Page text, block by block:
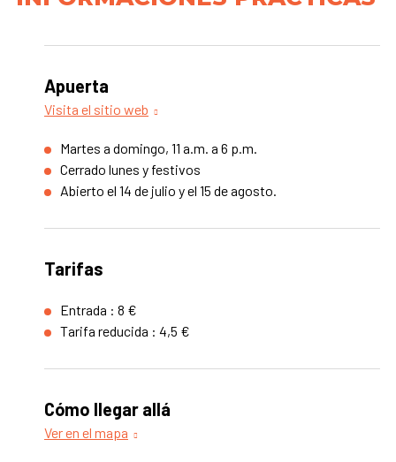
Apuerta
Visita el sitio web
Martes a domingo, 11 a.m. a 6 p.m.
Cerrado lunes y festivos
Abierto el 14 de julio y el 15 de agosto.
Tarifas
Entrada : 8 €
Tarifa reducida : 4,5 €
Cómo llegar allá
Ver en el mapa